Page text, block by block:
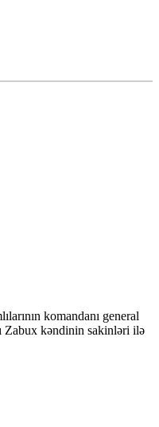
komandanı general
Zabux kəndinin sakinləri ilə